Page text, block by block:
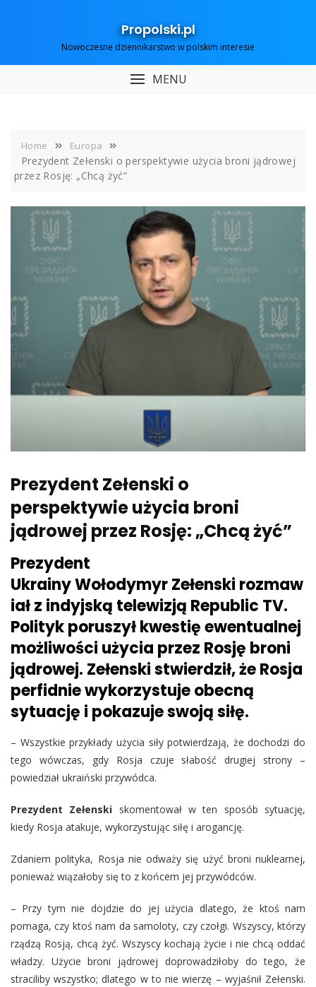
Propolski.pl
Nowoczesne dziennikarstwo w polskim interesie
MENU
Home Europa
Prezydent Zełenski o perspektywie użycia broni jądrowej
przez Rosję: „Chcą żyć”
Prezydent Zełenski o
perspektywie użycia broni
jądrowej przez Rosję: „Chcą żyć”
Prezydent
Ukrainy Wołodymyr Zełenski rozmaw
iał z indyjską telewizją Republic TV.
Polityk poruszył kwestię ewentualnej
możliwości użycia przez Rosję broni
jądrowej. Zełenski stwierdził, że Rosja
perfidnie wykorzystuje obecną
sytuację i pokazuje swoją siłę.
– Wszystkie przykłady użycia siły potwierdzają, że dochodzi do
tego wówczas, gdy Rosja czuje słabość drugiej strony –
powiedział ukraiński przywódca.
Prezydent Zełenski skomentował w ten sposób sytuację,
kiedy Rosja atakuje, wykorzystując siłę i arogancję.
Zdaniem polityka, Rosja nie odważy się użyć broni nuklearnej,
ponieważ wiązałoby się to z końcem jej przywódców.
– Przy tym nie dojdzie do jej użycia dlatego, że ktoś nam
pomaga, czy ktoś nam da samoloty, czy czołgi. Wszyscy, którzy
rządzą Rosją, chcą żyć. Wszyscy kochają życie i nie chcą oddać
władzy. Użycie broni jądrowej doprowadziłoby do tego, że
straciliby wszystko; dlatego w to nie wierzę – wyjaśnił Zełenski.